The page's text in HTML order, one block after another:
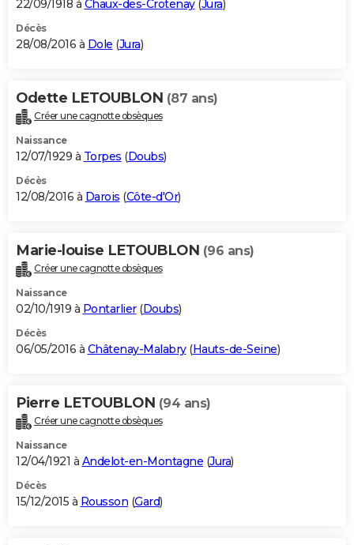
22/09/1918 à Chaux-des-Crotenay(Jura)
Décès
28/08/2016 à Dole (Jura)
Odette LETOUBLON (87 ans)
Créer une cagnotte obsèques
Naissance
12/07/1929 à Torpes (Doubs)
Décès
12/08/2016 à Darois (Côte-d'Or)
Marie-louise LETOUBLON (96 ans)
Créer une cagnotte obsèques
Naissance
02/10/1919 à Pontarlier(Doubs)
Décès
06/05/2016 à Châtenay-Malabry(Hauts-de-Seine)
Pierre LETOUBLON (94 ans)
Créer une cagnotte obsèques
Naissance
12/04/1921 à Andelot-en-Montagne (Jura)
Décès
15/12/2015 à Rousson (Gard)